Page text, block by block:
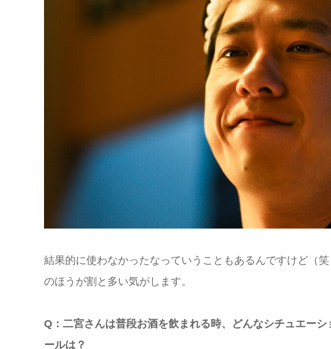
結果的に使わなかったなっていうこともあるんですけど（
のほうが割と多い気がします。
Q：二宮さんは普段お酒を飲まれる時、どんなシチュエー
ールは？